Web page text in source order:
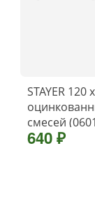
STAYER
смесей
640 ₽